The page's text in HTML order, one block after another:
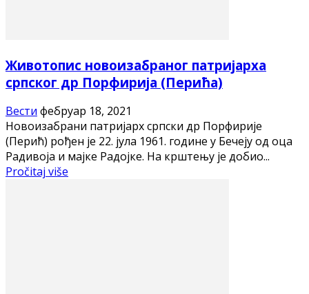
Животопис новоизабраног патријарха
српског др Порфирија (Перића)
Вести фебруар 18, 2021
Новоизабрани патријарх српски др Порфирије
(Перић) рођен је 22. јула 1961. године у Бечеју од оца
Радивоја и мајке Радојке. На крштењу је добио...
Pročitaj više